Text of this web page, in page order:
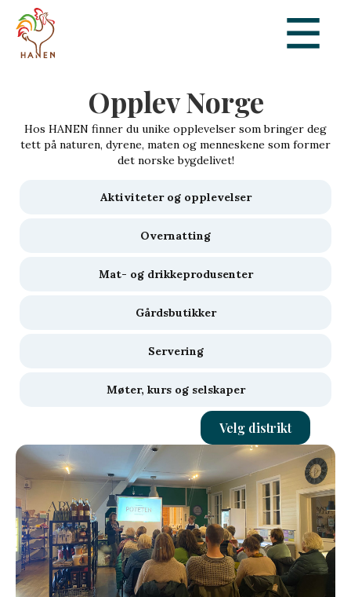
Opplev Norge
Hos HANEN finner du unike opplevelser som bringer deg
tett på naturen, dyrene, maten og menneskene som former
det norske bygdelivet!
Aktiviteter og opplevelser
Overnatting
Mat- og drikkeprodusenter
Gårdsbutikker
Servering
Møter, kurs og selskaper
Velg distrikt